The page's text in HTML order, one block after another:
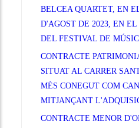
BELCEA QUARTET, EN
D'AGOST DE 2023, EN
DEL FESTIVAL DE
CONTRACTE
SITUAT AL CARRER
MÉS CONEGUT COM
MITJANÇANT
CONTRACTE MENOR